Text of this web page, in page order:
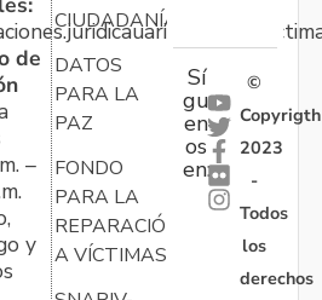
de
–
y
CIUDADANÍA
DATOS
PARA LA
PAZ
FONDO
PARA LA
REPARACIÓN
A VÍCTIMAS
Sí
gu
en
os
en:
©
Copyrigth
2023
-
Todos
los
derechos